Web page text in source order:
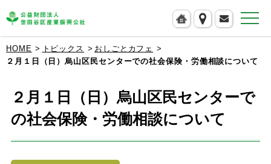
HOME トピックス
おしごとカフェ
２月１日（日）烏山区民センターでの社会保険・労働相談について
２月１日（日）烏山区民センターで
の社会保険・労働相談について